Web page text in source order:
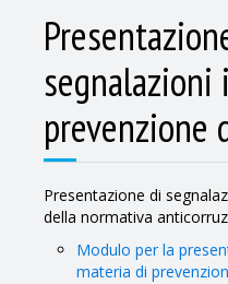
prevenzione
Presentazione di
della normativa
Modulo per la
materia di